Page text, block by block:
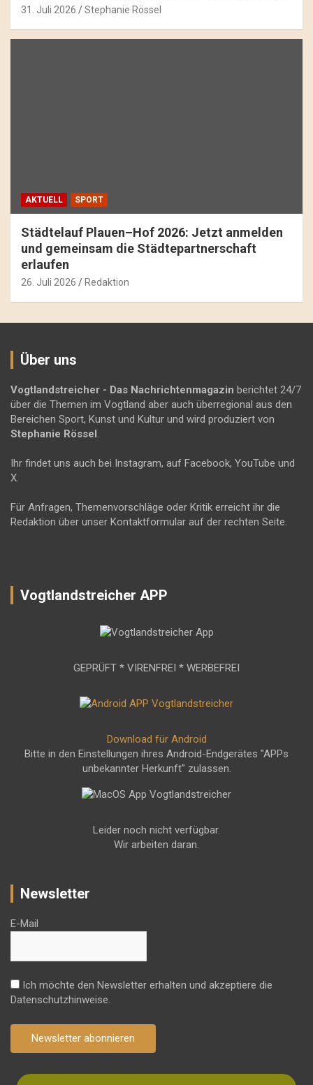
31. Juli 2026 Stephanie Rössel
AKTUELL SPORT
Städtelauf Plauen–Hof 2026: Jetzt anmelden
und gemeinsam die Städtepartnerschaft
erlaufen
26. Juli 2026 Redaktion
Über uns
Vogtlandstreicher - Das Nachrichtenmagazin berichtet 24/7
über die Themen im Vogtland aber auch überregional aus den
Bereichen Sport, Kunst und Kultur und wird produziert von
Stephanie Rössel .
Ihr findet uns auch bei Instagram, auf Facebook, YouTube und
X.
Für Anfragen, Themenvorschläge oder Kritik erreicht ihr die
Redaktion über unser Kontaktformular auf der rechten Seite.
Vogtlandstreicher APP
GEPRÜFT * VIRENFREI * WERBEFREI
Download für Android
Bitte in den Einstellungen ihres Android-Endgerätes "APPs
unbekannter Herkunft" zulassen.
Leider noch nicht verfügbar.
Wir arbeiten daran.
Newsletter
E-Mail
Ich möchte den Newsletter erhalten und akzeptiere die
Datenschutzhinweise.
Newsletter abonnieren